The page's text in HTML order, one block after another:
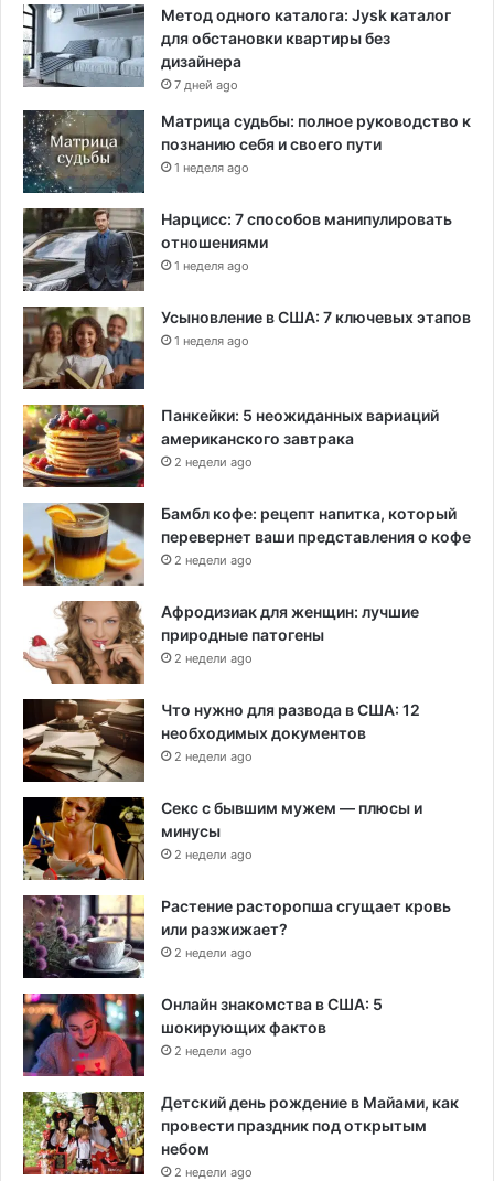
Метод одного каталога: Jysk каталог
для обстановки квартиры без
дизайнера
7 дней ago
Матрица судьбы: полное руководство к
познанию себя и своего пути
1 неделя ago
Нарцисс: 7 способов манипулировать
отношениями
1 неделя ago
Усыновление в США: 7 ключевых этапов
1 неделя ago
Панкейки: 5 неожиданных вариаций
американского завтрака
2 недели ago
Бамбл кофе: рецепт напитка, который
перевернет ваши представления о кофе
2 недели ago
Афродизиак для женщин: лучшие
природные патогены
2 недели ago
Что нужно для развода в США: 12
необходимых документов
2 недели ago
Секс с бывшим мужем — плюсы и
минусы
2 недели ago
Растение расторопша сгущает кровь
или разжижает?
2 недели ago
Онлайн знакомства в США: 5
шокирующих фактов
2 недели ago
Детский день рождение в Майами, как
провести праздник под открытым
небом
2 недели ago